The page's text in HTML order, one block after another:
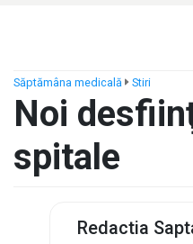
Săptămâna medicală Stiri
Noi
spitale
Redactia